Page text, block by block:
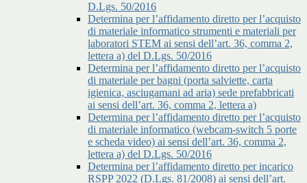
D.Lgs. 50/2016
Determina per l’affidamento diretto per l’acquisto
di materiale informatico strumenti e materiali per
laboratori STEM ai sensi dell’art. 36, comma 2,
lettera a) del D.Lgs. 50/2016
Determina per l’affidamento diretto per l’acquisto
di materiale per bagni (porta salviette, carta
igienica, asciugamani ad aria) sede prefabbricati
ai sensi dell’art. 36, comma 2, lettera a)
Determina per l’affidamento diretto per l’acquisto
di materiale informatico (webcam-switch 5 porte
e scheda video) ai sensi dell’art. 36, comma 2,
lettera a) del D.Lgs. 50/2016
Determina per l’affidamento diretto per incarico
RSPP 2022 (D.Lgs. 81/2008) ai sensi dell’art.